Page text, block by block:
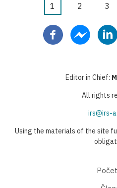
Pagination
Current
1 Stranica
2 3
Editor in Chief:
All rights
irs@irs-
Using the materials of the site